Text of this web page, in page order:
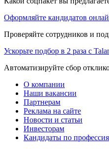
Оформляйте кандидатов
Проверяйте сотрудников и
Ускорьте подбор в 2 раза с
Автоматизируйте сбор
О компании
Наши вакансии
Партнерам
Реклама на сайте
Новости и статьи
Инвесторам
Кандидаты по